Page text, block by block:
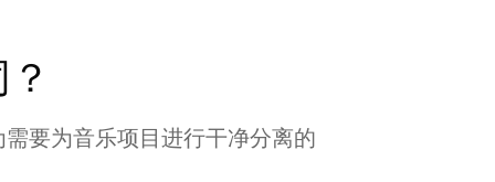
要为音乐项目进行干净分离的